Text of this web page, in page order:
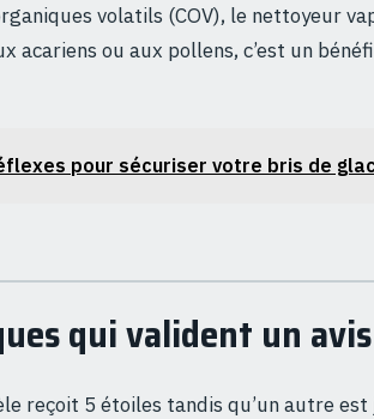
volatils (COV), le nettoyeur
acariens ou aux pollens, c’est un
pour sécuriser votre bris de
qui valident un
reçoit 5 étoiles tandis qu’un autre